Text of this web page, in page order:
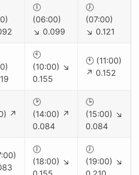
🕕
(06:00)
↘ 0.099
🕖
(07:00)
↘ 0.121
🕙
(10:00) ↘
0.155
🕚 (11:00)
↗ 0.152
↗
🕑
(14:00) ↗
0.084
🕒
(15:00) ↘
0.084
🕕
(18:00) ↘
🕖
(19:00) ↘